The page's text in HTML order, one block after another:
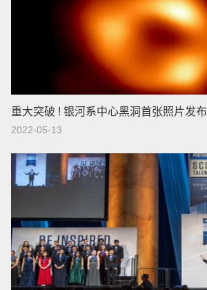
重大突破 ! 银河系中心黑洞首张照片发布
2022-05-13